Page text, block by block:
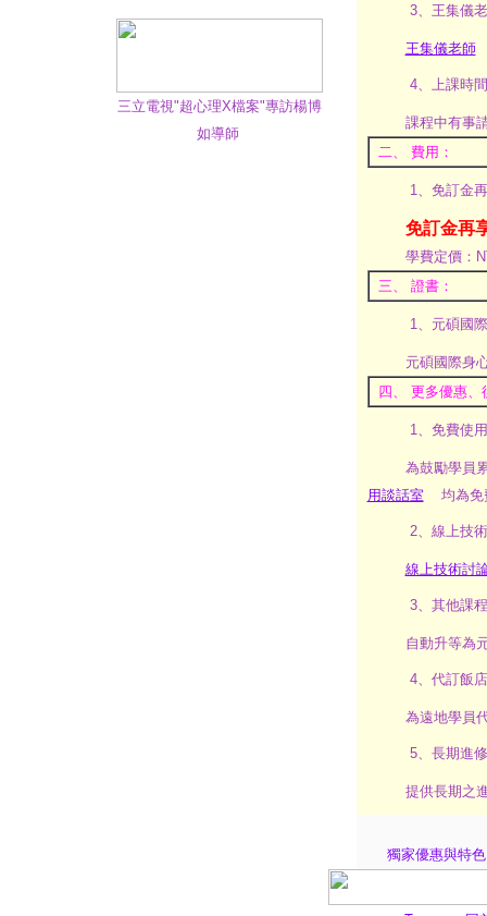
三立電視"超心理X檔案"專訪楊博
如導師
3、王集儀
王集儀老師
4、上課時
課程中有事
二、 費用：
1、免訂金
免訂金再
學費定價：
三、 證書：
1、元碩國
元碩國際身
四、 更多優惠、
1、免費使
為鼓勵學員
用談話室
均為免
2、線上技
線上技術討
3、其他課
自動升等為
4、代訂飯店
為遠地學員
5、長期進
提供長期之
獨家優惠與特色